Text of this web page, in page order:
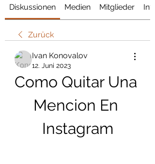
Diskussionen Medien Mitglieder Info
Zurück
Ivan Konovalov
12. Juni 2023
Como Quitar Una
Mencion En
Instagram